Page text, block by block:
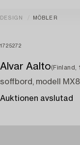
DESIGN MÖBLER
1725272
Alvar Aalto(Finland,
soffbord, modell
Auktionen avslutad